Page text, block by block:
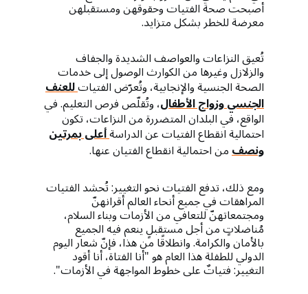
أصبحت صحة الفتيات وحقوقهن ومستقبلهن
معرضة للخطر بشكل متزايد.
تُعيق النزاعات والعواصف الشديدة والجفاف
والزلازل وغيرها من الكوارث الوصول إلى خدمات
الصحة الجنسية والإنجابية، وتُعرّض الفتياتللعنف
الجنسيوزواج الأطفال، وتُقلّص فرص التعليم. في
الواقع، في البلدان المتضررة من النزاعات، تكون
احتمالية انقطاع الفتيات عن الدراسةأعلى بمرتين
ونصفمن احتمالية انقطاع الفتيان عنها.
ومع ذلك، تدفع الفتيات نحو التغيير: تُحشد الفتيات
المراهقات في جميع أنحاء العالم أقرانهنّ
ومجتمعاتهنّ للتعافي من الأزمات وبناء السلام،
مُناضلاتٍ من أجل مستقبلٍ ينعم فيه الجميع
بالأمان والكرامة. وانطلاقًا من هذا، فإنّ شعار اليوم
الدولي للطفلة هذا العام هو "أنا الفتاة، أنا أقود
التغيير: فتياتٌ على خطوط المواجهة في الأزمات".